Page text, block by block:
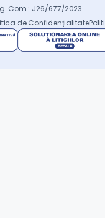
Com.: J26/677/2023
de Confidențialitate